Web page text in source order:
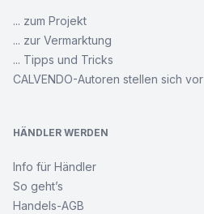
... zum Projekt
... zur Vermarktung
... Tipps und Tricks
CALVENDO-Autoren stellen sich vor
HÄNDLER WERDEN
Info für Händler
So geht’s
Handels-AGB